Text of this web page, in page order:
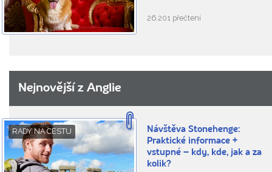
26.201 přečtení
Nejnovější z Anglie
RADY NA CESTU
Návštěva Stonehenge:
Praktické informace +
vstupné – kdy, kde, jak a za
kolik?